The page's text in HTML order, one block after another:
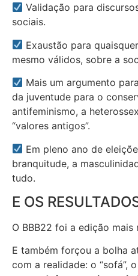
Validação para
sociais.
Exaustão para
mesmo válidos, sobre a
Mais um argumento
da juventude para o
antifeminismo, a
“valores antigos”.
Em pleno ano de
branquitude, a
tudo.
E OS
O BBB22 foi a edição mais
E também forçou a bolha
com a realidade: o “sofá”,